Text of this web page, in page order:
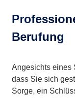
Berufung
Angesichts eines
dass Sie sich
Sorge, ein